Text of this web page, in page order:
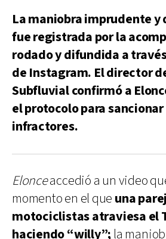
La maniobra imprudente y
fue registrada por la
rodado y difundida a
de Instagram. El director
Subfluvial confirmó a
el protocolo para sancionar
infractores.
Elonceaccedió a un video
momento en el que una
motociclistas atraviesa el
haciendo “willy”;la